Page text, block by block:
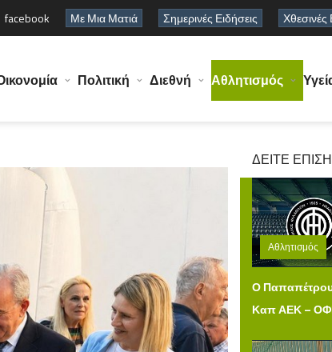
facebook Με Μια Ματιά Σημερινές Ειδήσεις Χθεσινές
Πολιτική Διεθνή Αθλητισμός
ΔΕΙΤΕ
Αθλητισμός
Πέμπτη
Ο Παπαπέτρου
Καπ ΑΕΚ –